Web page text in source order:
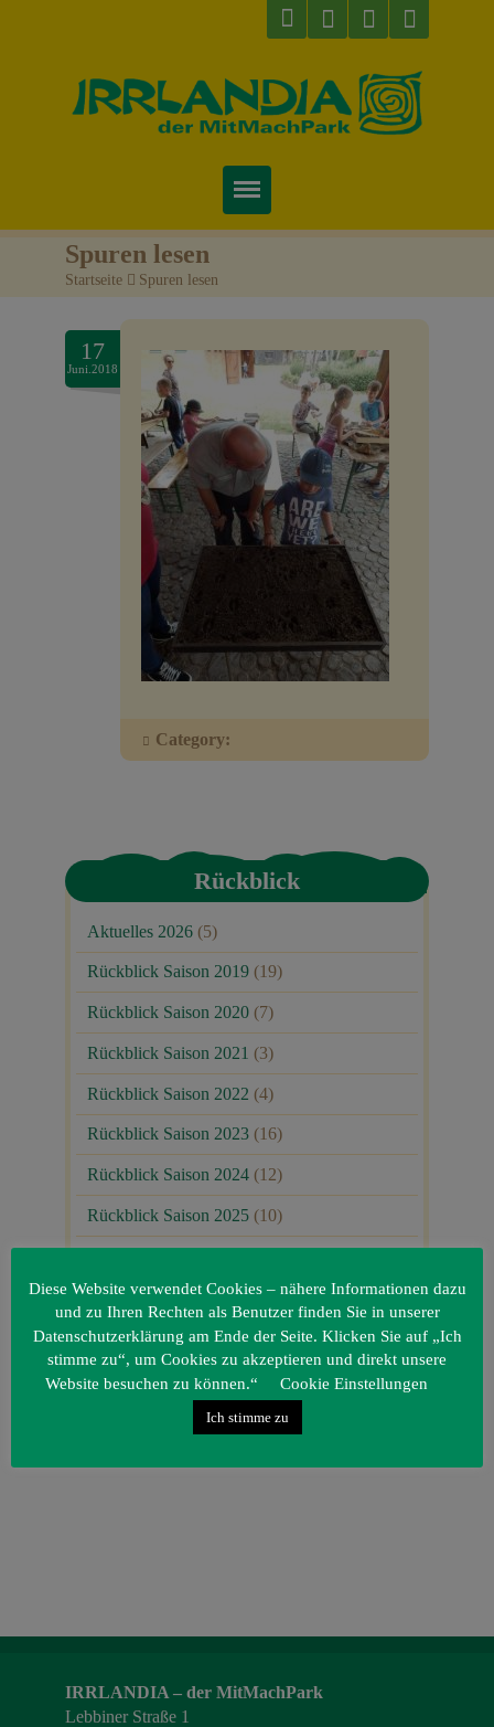
Startseite
Über uns
Preise & Infos
Tickets
Attraktionen
Videos
Veranstaltungen
Baumpaten
Kontakt
Spuren lesen
Startseite > Spuren lesen
17
Juni.2018
Category:
Rückblick
Aktuelles 2026 (5)
Rückblick Saison 2019 (19)
Rückblick Saison 2020 (7)
Rückblick Saison 2021 (3)
Rückblick Saison 2022 (4)
Rückblick Saison 2023 (16)
Rückblick Saison 2024 (12)
Rückblick Saison 2025 (10)
Unsere Gäste(1)
IRRLANDIA – der MitMachPark
Lebbiner Straße 1
Diese Website verwendet Cookies – nähere Informationen dazu
und zu Ihren Rechten als Benutzer finden Sie in unserer
Datenschutzerklärung am Ende der Seite. Klicken Sie auf „Ich
stimme zu“, um Cookies zu akzeptieren und direkt unsere
Website besuchen zu können.“
Cookie Einstellungen
Ich stimme zu